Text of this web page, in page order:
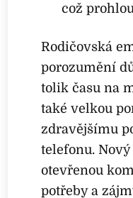
což
Rodičovská
porozumění
tolik času na
také velkou
zdravějšímu
telefonu.
otevřenou
potřeby a